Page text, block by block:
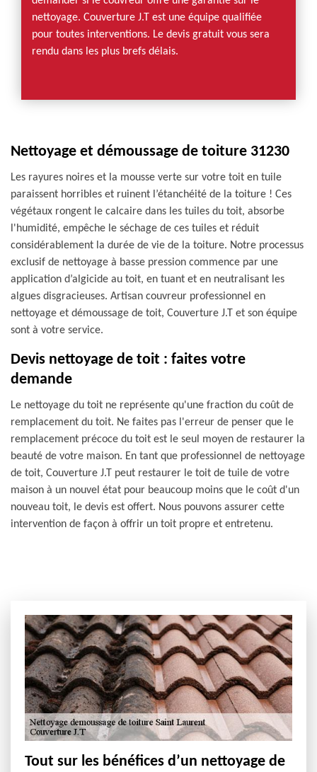
nettoyage. Couverture J.T est une équipe qualifiée
pour toutes interventions. Le devis gratuit vous sera
rendu dans les plus brefs délais.
Nettoyage et démoussage de toiture 31230
Les rayures noires et la mousse verte sur votre toit en tuile
paraissent horribles et ruinent l’étanchéité de la toiture ! Ces
végétaux rongent le calcaire dans les tuiles du toit, absorbe
l'humidité, empêche le séchage de ces tuiles et réduit
considérablement la durée de vie de la toiture. Notre processus
exclusif de nettoyage à basse pression commence par une
application d’algicide au toit, en tuant et en neutralisant les
algues disgracieuses. Artisan couvreur professionnel en
nettoyage et démoussage de toit, Couverture J.T et son équipe
sont à votre service.
Devis nettoyage de toit : faites votre
demande
Le nettoyage du toit ne représente qu'une fraction du coût de
remplacement du toit. Ne faites pas l'erreur de penser que le
remplacement précoce du toit est le seul moyen de restaurer la
beauté de votre maison. En tant que professionnel de nettoyage
de toit, Couverture J.T peut restaurer le toit de tuile de votre
maison à un nouvel état pour beaucoup moins que le coût d'un
nouveau toit, le devis est offert. Nous pouvons assurer cette
intervention de façon à offrir un toit propre et entretenu.
Tout sur les bénéfices d’un nettoyage de